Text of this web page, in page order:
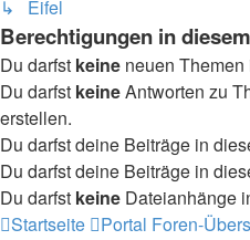
↳ Eifel
Berechtigungen in
Du darfst keine neuen
Du darfst keineAntworten zu
erstellen.
Du darfst deine Beiträge in
Du darfst deine Beiträge in
Du darfst keine Dateianhänge
Startseite
Portal Foren-